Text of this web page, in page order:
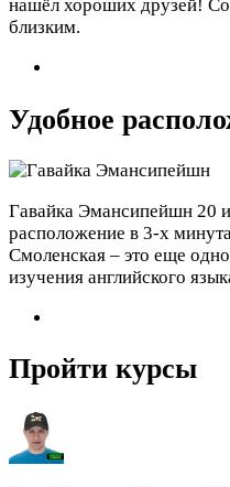
нашёл хороших друзей!
близким.
Удобное
Гавайка Эмансипейшн 20
расположение в 3-х
Смоленская – это еще
изучения английского
Пройти курсы